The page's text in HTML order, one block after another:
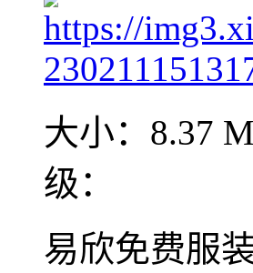
大小：8.37
级：
易欣免费服